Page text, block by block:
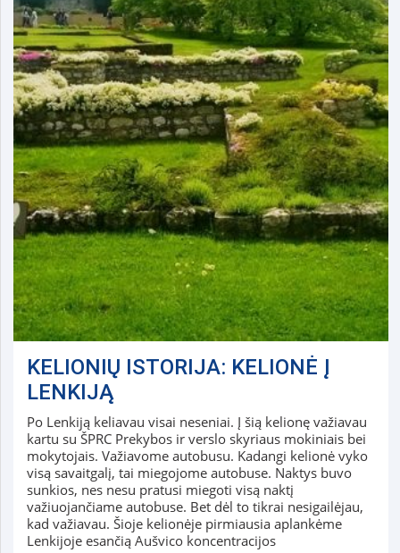
KELIONIŲ ISTORIJA: KELIONĖ Į
LENKIJĄ
Po Lenkiją keliavau visai neseniai. Į šią kelionę važiavau
kartu su ŠPRC Prekybos ir verslo skyriaus mokiniais bei
mokytojais. Važiavome autobusu. Kadangi kelionė vyko
visą savaitgalį, tai miegojome autobuse. Naktys buvo
sunkios, nes nesu pratusi miegoti visą naktį
važiuojančiame autobuse. Bet dėl to tikrai nesigailėjau,
kad važiavau. Šioje kelionėje pirmiausia aplankėme
Lenkijoje esančią Aušvico koncentracijos